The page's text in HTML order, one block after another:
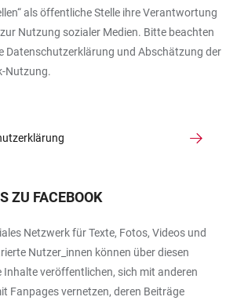
als öffentliche Stelle ihre Verantwortung
Nutzung sozialer Medien. Bitte beachten
Datenschutzerklärung und Abschätzung der
Nutzung.
ZU FACEBOOK
Netzwerk für Texte, Fotos, Videos und
Nutzer_innen können über diesen
Inhalte veröffentlichen, sich mit anderen
Fanpages vernetzen, deren Beiträge